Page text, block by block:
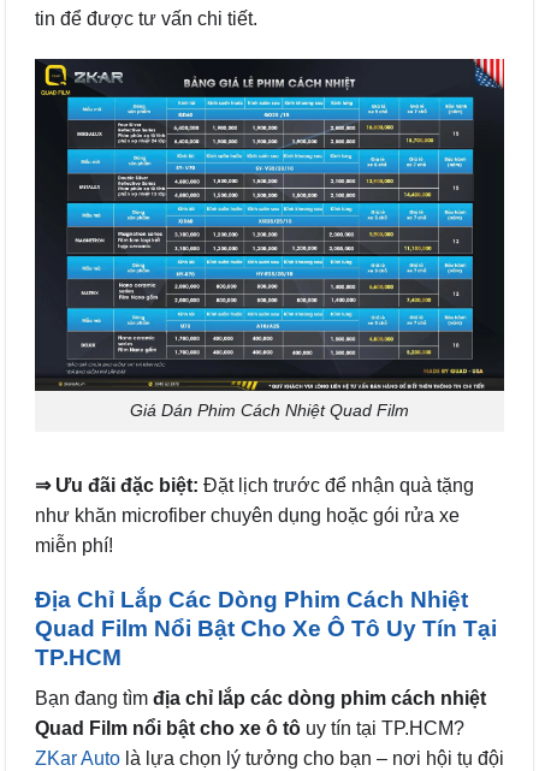
tin để được tư vấn chi tiết.
Giá Dán Phim Cách Nhiệt Quad Film
⇒ Ưu đãi đặc biệt: Đặt lịch trước để nhận quà tặng
như khăn microfiber chuyên dụng hoặc gói rửa xe
miễn phí!
Địa Chỉ Lắp Các Dòng Phim Cách Nhiệt
Quad Film Nổi Bật Cho Xe Ô Tô Uy Tín Tại
TP.HCM
Bạn đang tìm địa chỉ lắp các dòng phim cách nhiệt
Quad Film nổi bật cho xe ô tô uy tín tại TP.HCM?
ZKar Auto là lựa chọn lý tưởng cho bạn – nơi hội tụ đội